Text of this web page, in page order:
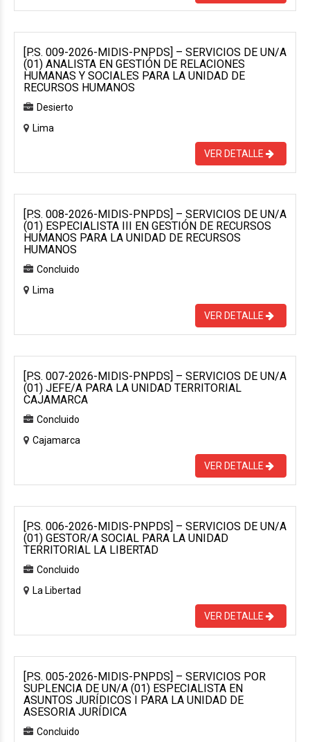
[P.S. 009-2026-MIDIS-PNPDS] – SERVICIOS DE UN/A
(01) ANALISTA EN GESTIÓN DE RELACIONES
HUMANAS Y SOCIALES PARA LA UNIDAD DE
RECURSOS HUMANOS
Desierto
Lima
VER DETALLE
[P.S. 008-2026-MIDIS-PNPDS] – SERVICIOS DE UN/A
(01) ESPECIALISTA III EN GESTIÓN DE RECURSOS
HUMANOS PARA LA UNIDAD DE RECURSOS
HUMANOS
Concluido
Lima
VER DETALLE
[P.S. 007-2026-MIDIS-PNPDS] – SERVICIOS DE UN/A
(01) JEFE/A PARA LA UNIDAD TERRITORIAL
CAJAMARCA
Concluido
Cajamarca
VER DETALLE
[P.S. 006-2026-MIDIS-PNPDS] – SERVICIOS DE UN/A
(01) GESTOR/A SOCIAL PARA LA UNIDAD
TERRITORIAL LA LIBERTAD
Concluido
La Libertad
VER DETALLE
[P.S. 005-2026-MIDIS-PNPDS] – SERVICIOS POR
SUPLENCIA DE UN/A (01) ESPECIALISTA EN
ASUNTOS JURÍDICOS I PARA LA UNIDAD DE
ASESORIA JURÍDICA
Concluido